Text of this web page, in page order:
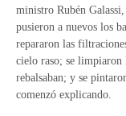
ministro Rubén
pusieron a nuevos los
repararon las
cielo raso; se limpiaron
rebalsaban; y se
comenzó explicando.